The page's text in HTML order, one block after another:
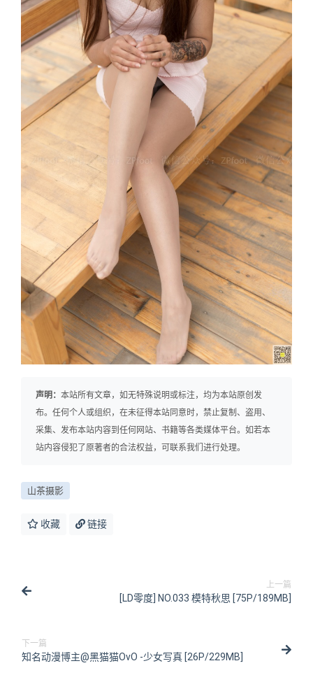
声明： 本站所有文章，如无特殊说明或标注，均为本站原创发
布。任何个人或组织，在未征得本站同意时，禁止复制、盗用、
采集、发布本站内容到任何网站、书籍等各类媒体平台。如若本
站内容侵犯了原著者的合法权益，可联系我们进行处理。
山茶摄影
收藏 链接
上一篇
[LD零度] NO.033 模特秋思 [75P/189MB]
下一篇
知名动漫博主@黑猫猫OvO -少女写真 [26P/229MB]